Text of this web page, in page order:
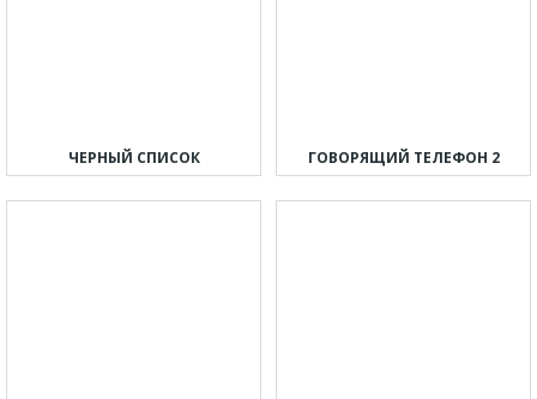
ЧЕРНЫЙ СПИСОК ГОВОРЯЩИЙ ТЕЛЕФОН 2